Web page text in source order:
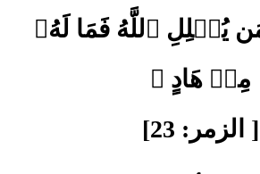
ٱللَّهُ فَمَا لَهُۥ
مِنۡ هَادٍ ﴾
[ الزمر: 23]